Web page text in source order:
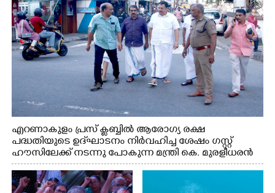
എറണാകുളം പ്രസ് ക്ലബ്ബിൽ ആരോഗ്യ രക്ഷ
പദ്ധതിയുടെ ഉദ്‌ഘാടനം നിർവഹിച്ച ശേഷം ഗസ്റ്റ്
ഹൗസിലേക്ക് നടന്നു പോകുന്ന മന്ത്രി കെ. മുരളീധരൻ